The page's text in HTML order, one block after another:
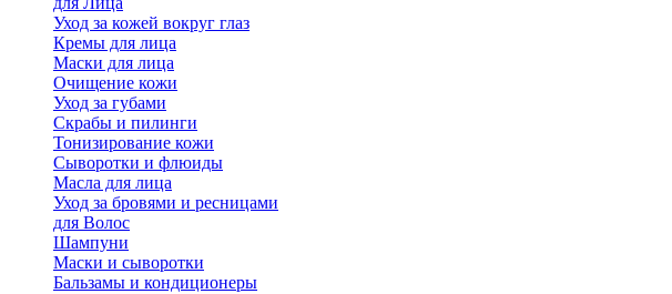
Уход за кожей вокруг глаз
Кремы для лица
Маски для лица
Очищение кожи
Уход за губами
Скрабы и пилинги
Тонизирование кожи
Сыворотки и флюиды
Масла для лица
Уход за бровями и ресницами
для Волос
Шампуни
Маски и сыворотки
Бальзамы и кондиционеры